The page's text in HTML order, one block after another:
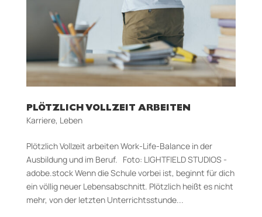
PLÖTZLICH VOLLZEIT ARBEITEN
Karriere, Leben
Plötzlich Vollzeit arbeiten Work-Life-Balance in der
Ausbildung und im Beruf. Foto: LIGHTFIELD STUDIOS -
adobe.stock Wenn die Schule vorbei ist, beginnt für dich
ein völlig neuer Lebensabschnitt. Plötzlich heißt es nicht
mehr, von der letzten Unterrichtsstunde...